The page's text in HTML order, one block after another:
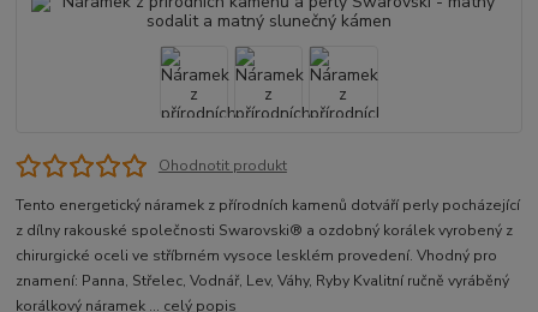
Ohodnotit produkt
Tento energetický náramek z přírodních kamenů dotváří perly pocházející
z dílny rakouské společnosti Swarovski® a ozdobný korálek vyrobený z
chirurgické oceli ve stříbrném vysoce lesklém provedení. Vhodný pro
znamení: Panna, Střelec, Vodnář, Lev, Váhy, Ryby Kvalitní ručně vyráběný
korálkový náramek ... celý popis